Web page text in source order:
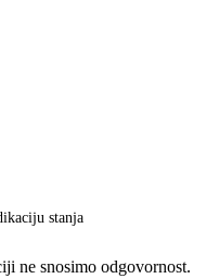
stanja
ne snosimo odgovornost.